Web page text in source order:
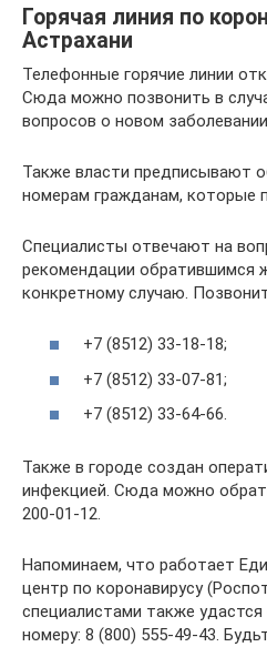
Горячая линия по
Астрахани
Телефонные горячие линии
Сюда можно позвонить в
вопросов о новом
Также власти предписывают
номерам гражданам, которые
Специалисты отвечают на
рекомендации обратившимся
конкретному случаю.
+7 (8512) 33-18-18;
+7 (8512) 33-07-81;
+7 (8512) 33-64-66.
Также в городе создан
инфекцией. Сюда можно
200-01-12.
Напоминаем, что работает
центр по коронавирусу
специалистами также
номеру: 8 (800) 555-49-43.